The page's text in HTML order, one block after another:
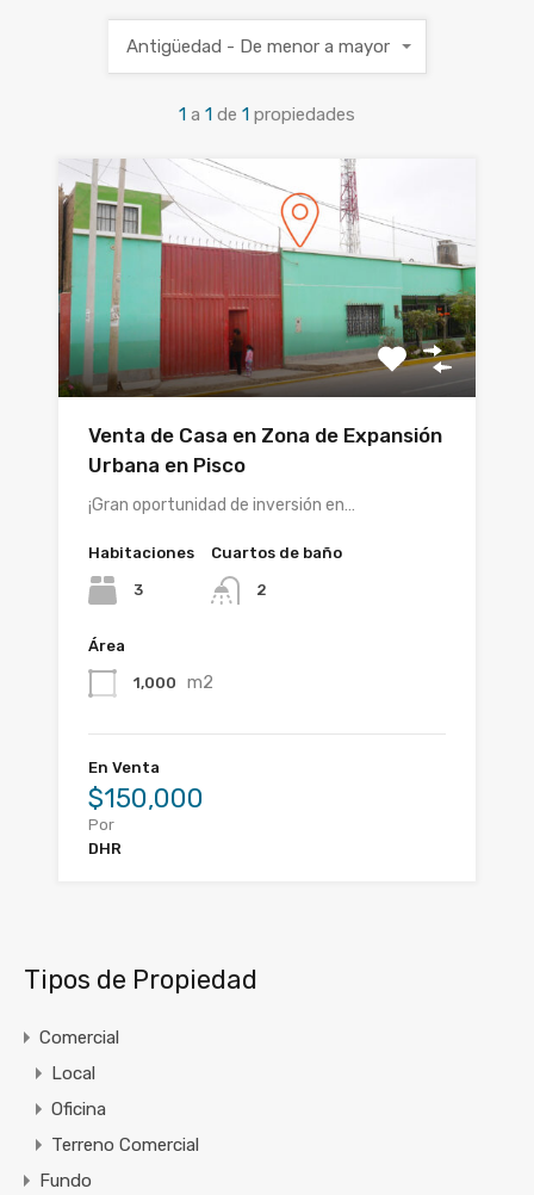
1 a 1 de 1 propiedades
Antigüedad - De menor a mayor
Venta de Casa en Zona de Expansión
Urbana en Pisco
¡Gran oportunidad de inversión en…
Habitaciones
3
Cuartos de baño
2
Área
1,000 m2
En Venta
$150,000
Por
DHR
Tipos de Propiedad
Comercial
Local
Oficina
Terreno Comercial
Fundo